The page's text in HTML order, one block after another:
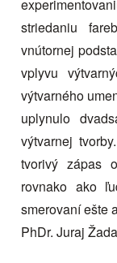
striedaniu
vnútornej
vplyvu
výtvarného
uplynulo
výtvarnej
tvorivý zápas
rovnako ako
smerovaní ešte
PhDr. Juraj